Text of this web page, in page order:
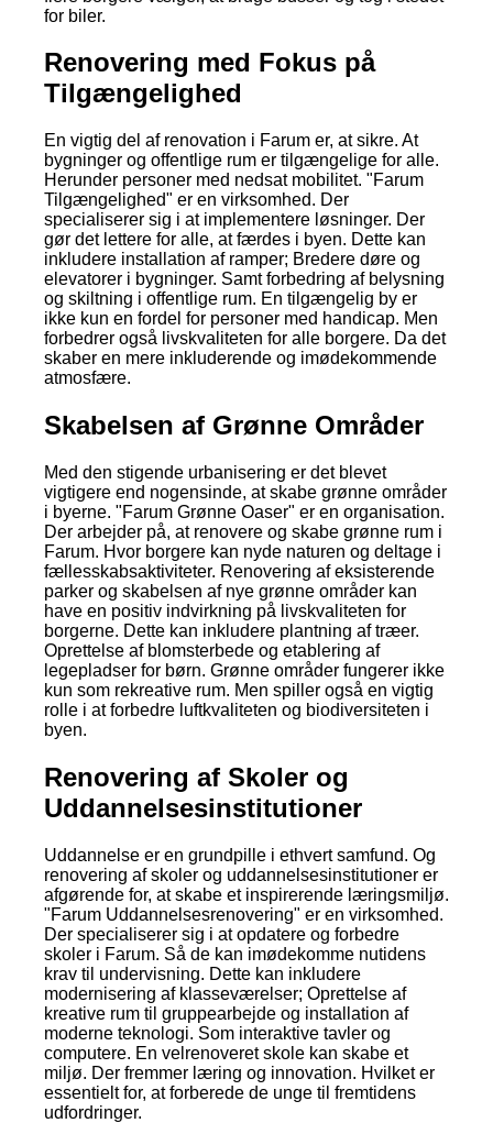
for biler.
Renovering med Fokus på
Tilgængelighed
En vigtig del af renovation i Farum er, at sikre. At
bygninger og offentlige rum er tilgængelige for alle.
Herunder personer med nedsat mobilitet. "Farum
Tilgængelighed" er en virksomhed. Der
specialiserer sig i at implementere løsninger. Der
gør det lettere for alle, at færdes i byen. Dette kan
inkludere installation af ramper; Bredere døre og
elevatorer i bygninger. Samt forbedring af belysning
og skiltning i offentlige rum. En tilgængelig by er
ikke kun en fordel for personer med handicap. Men
forbedrer også livskvaliteten for alle borgere. Da det
skaber en mere inkluderende og imødekommende
atmosfære.
Skabelsen af Grønne Områder
Med den stigende urbanisering er det blevet
vigtigere end nogensinde, at skabe grønne områder
i byerne. "Farum Grønne Oaser" er en organisation.
Der arbejder på, at renovere og skabe grønne rum i
Farum. Hvor borgere kan nyde naturen og deltage i
fællesskabsaktiviteter. Renovering af eksisterende
parker og skabelsen af nye grønne områder kan
have en positiv indvirkning på livskvaliteten for
borgerne. Dette kan inkludere plantning af træer.
Oprettelse af blomsterbede og etablering af
legepladser for børn. Grønne områder fungerer ikke
kun som rekreative rum. Men spiller også en vigtig
rolle i at forbedre luftkvaliteten og biodiversiteten i
byen.
Renovering af Skoler og
Uddannelsesinstitutioner
Uddannelse er en grundpille i ethvert samfund. Og
renovering af skoler og uddannelsesinstitutioner er
afgørende for, at skabe et inspirerende læringsmiljø.
"Farum Uddannelsesrenovering" er en virksomhed.
Der specialiserer sig i at opdatere og forbedre
skoler i Farum. Så de kan imødekomme nutidens
krav til undervisning. Dette kan inkludere
modernisering af klasseværelser; Oprettelse af
kreative rum til gruppearbejde og installation af
moderne teknologi. Som interaktive tavler og
computere. En velrenoveret skole kan skabe et
miljø. Der fremmer læring og innovation. Hvilket er
essentielt for, at forberede de unge til fremtidens
udfordringer.